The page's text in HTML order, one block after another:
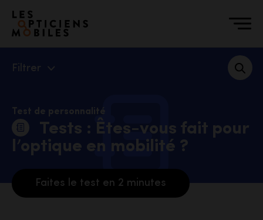
Accéder à notre page d'accueil
Filtrer
Test de personnalité
Tests : Êtes-vous fait pour
l’optique en mobilité ?
Faites le test en 2 minutes